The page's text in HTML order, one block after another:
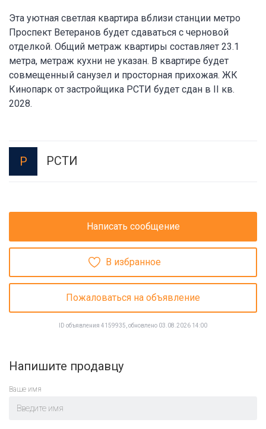
Эта уютная светлая квартира вблизи станции метро
Проспект Ветеранов будет сдаваться с черновой
отделкой. Общий метраж квартиры составляет 23.1
метра, метраж кухни не указан. В квартире будет
совмещенный санузел и просторная прихожая. ЖК
Кинопарк от застройщика РСТИ будет сдан в II кв.
2028.
Р РСТИ
Написать сообщение
В избранное
Пожаловаться на объявление
ID объявления 4159935, обновлено 03.08.2026 14:00
Напишите продавцу
Ваше имя